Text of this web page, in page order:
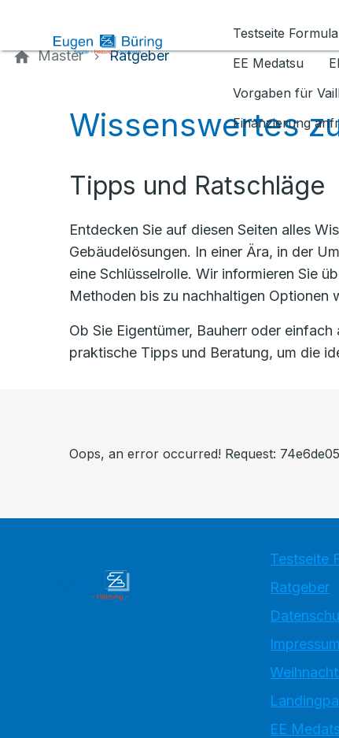
Testseite
EE Medatsu
Vorgaben für
Finanzierung
Master Ratgeber
Wissenswertes
Tipps und Ratschläge
Entdecken Sie auf diesen Seiten alles
Gebäudelösungen. In einer Ära, in der
eine Schlüsselrolle. Wir informieren Sie
Methoden bis zu nachhaltigen Optionen
Ob Sie Eigentümer, Bauherr oder
praktische Tipps und Beratung, um die
Oops, an error occurred! Request:
Testseite
Ratgeber
Impressum
EE